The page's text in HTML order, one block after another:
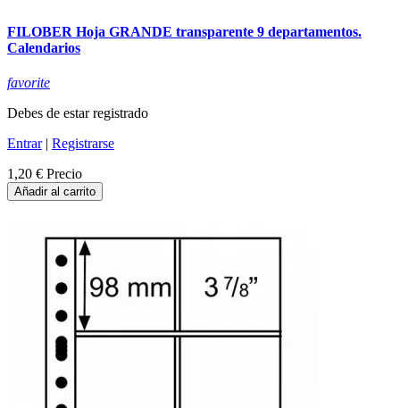
FILOBER Hoja GRANDE transparente 9 departamentos.
Calendarios
favorite
Debes de estar registrado
Entrar| Registrarse
1,20 € Precio
Añadir al carrito